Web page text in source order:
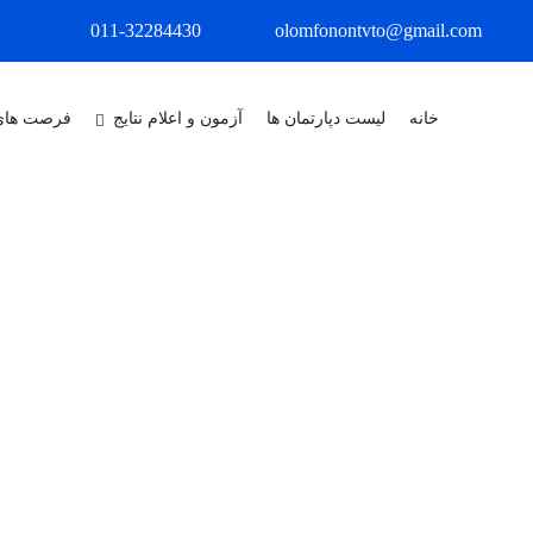
olomfonontvto@gmail.com
011-32284430
خانه لیست دپارتمان ها آزمون و اعلام نتایج فرصت